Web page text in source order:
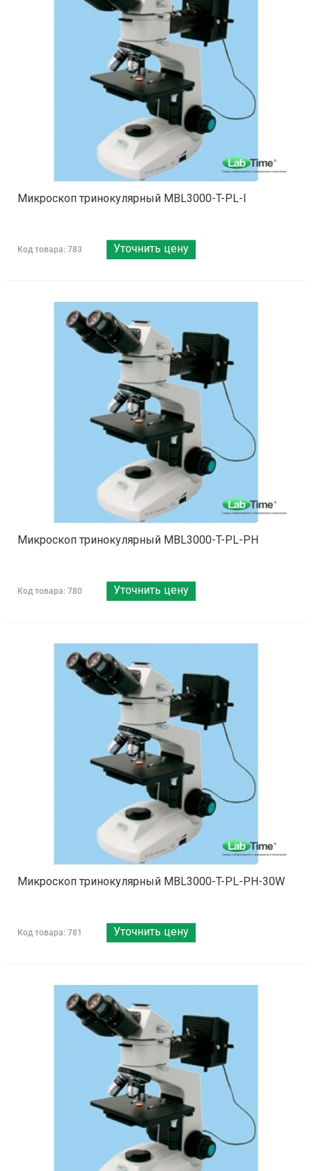
Микроскоп тринокулярный MBL3000-T-PL-I
Код товара: 783 Уточнить цену
Микроскоп тринокулярный MBL3000-T-PL-PH
Код товара: 780 Уточнить цену
Микроскоп тринокулярный MBL3000-T-PL-PH-30W
Код товара: 781 Уточнить цену